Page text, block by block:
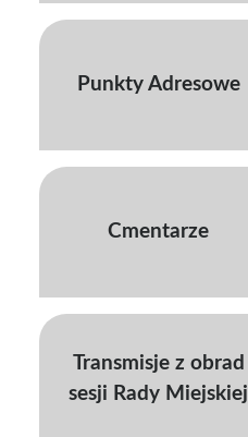
Punkty Adresowe
Cmentarze
Transmisje z obrad
sesji Rady Miejskiej